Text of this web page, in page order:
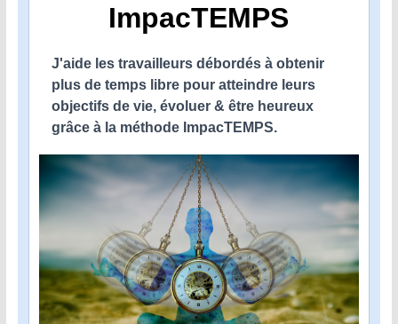
ImpacTEMPS
J'aide les travailleurs débordés à obtenir
plus de temps libre pour atteindre leurs
objectifs de vie, évoluer & être heureux
grâce à la méthode ImpacTEMPS.